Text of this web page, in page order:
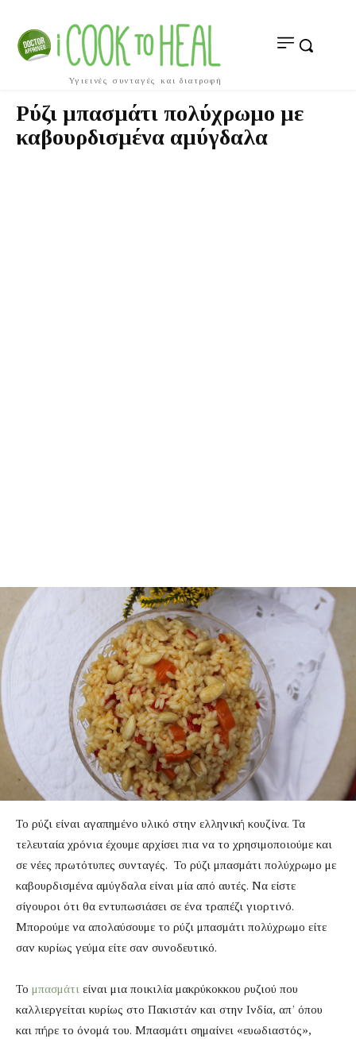
Υγιεινές συνταγές και διατροφή
Ρύζι μπασμάτι πολύχρωμο με
καβουρδισμένα αμύγδαλα
Το ρύζι είναι αγαπημένο υλικό στην ελληνική κουζίνα. Τα
τελευταία χρόνια έχουμε αρχίσει πια να το χρησιμοποιούμε και
σε νέες πρωτότυπες συνταγές. Το ρύζι μπασμάτι πολύχρωμο με
καβουρδισμένα αμύγδαλα είναι μία από αυτές. Να είστε
σίγουροι ότι θα εντυπωσιάσει σε ένα τραπέζι γιορτινό.
Μπορούμε να απολαύσουμε το ρύζι μπασμάτι πολύχρωμο είτε
σαν κυρίως γεύμα είτε σαν συνοδευτικό.
Το μπασμάτι είναι μια ποικιλία μακρύκοκκου ρυζιού που
καλλιεργείται κυρίως στο Πακιστάν και στην Ινδία, απ’ όπου
και πήρε το όνομά του. Μπασμάτι σημαίνει «ευωδιαστός»,